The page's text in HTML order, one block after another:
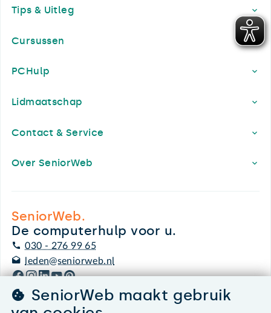
Tips & Uitleg
Cursussen
PCHulp
Lidmaatschap
Contact & Service
Over SeniorWeb
SeniorWeb.
De computerhulp voor u.
030 - 276 99 65
leden@seniorweb.nl
SeniorWeb maakt gebruik